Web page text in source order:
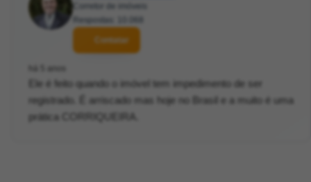
Corretor de imóveis
Respostas: 10.068
Contatar
há 5 anos
Ele é feito quando o imóvel tem impedimento de ser
registrado. É arriscado mas hoje no Brasil e a muito é uma
prática CORRIQUEIRA.